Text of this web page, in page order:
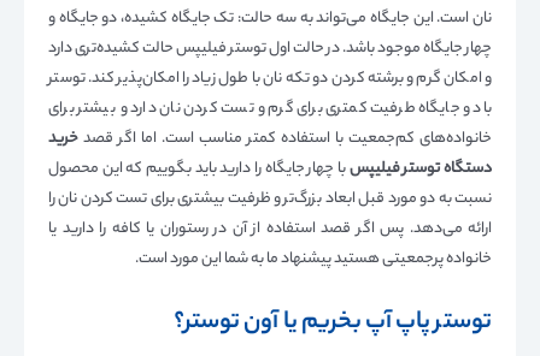
نان است. این جایگاه می‌تواند به سه حالت: تک جایگاه کشیده، دو جایگاه و
چهار جایگاه موجود باشد. در حالت اول توستر فیلیپس حالت کشیده‌تری دارد
و امکان گرم و برشته کردن دو تکه نان با طول زیاد را امکان‌پذیر کند. توستر
با دو جایگاه طرفیت کمتری برای گرم و تست کردن نان دارد و بیشتر برای
خانواده‌های کم‌جمعیت با استفاده کمتر مناسب است. اما اگر قصد خرید
دستگاه توستر فیلیپسبا چهار جایگاه را دارید باید بگوییم که این محصول
نسبت به دو مورد قبل ابعاد بزرگ‌تر و ظرفیت بیشتری برای تست کردن نان را
ارائه می‌دهد. پس اگر قصد استفاده از آن در رستوران یا کافه را دارید یا
خانواده پرجمعیتی هستید پیشنهاد ما به شما این مورد است.
توستر پاپ آپ بخریم یا آون توستر؟